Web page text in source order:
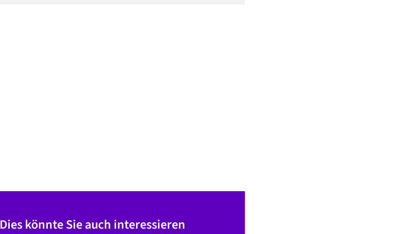
Dies könnte Sie auch interessieren